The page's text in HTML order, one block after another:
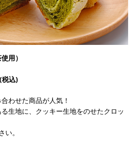
用）
込)
わせた商品が人気！
生地に、クッキー生地をのせたクロッ
。